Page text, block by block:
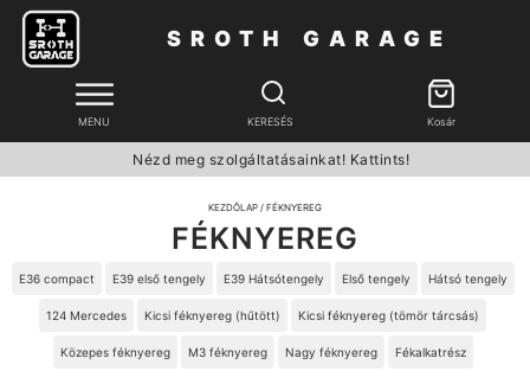
SROTH GARAGE
MENU KERESÉS Kosár
Nézd meg szolgáltatásainkat! Kattints!
KEZDŐLAP / FÉKNYEREG
FÉKNYEREG
E36 compact E39 első tengely E39 Hátsótengely Első tengely Hátsó tengely
124 Mercedes Kicsi féknyereg (hűtött) Kicsi féknyereg (tömör tárcsás)
Közepes féknyereg M3 féknyereg Nagy féknyereg Fékalkatrész